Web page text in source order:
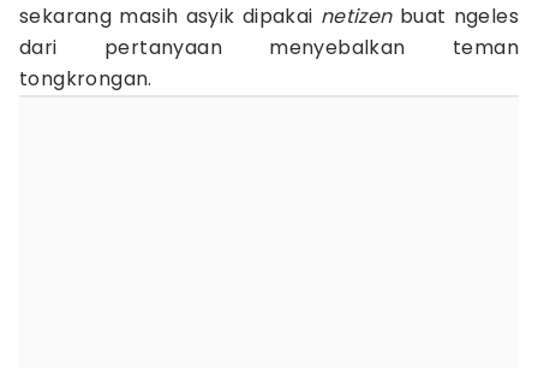
sekarang masih asyik dipakai netizenbuat ngeles
dari pertanyaan menyebalkan teman
tongkrongan.